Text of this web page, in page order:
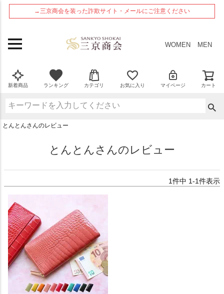
→三京商会を装った詐欺サイト・メールにご注意ください
WOMEN MEN
新着商品 ランキング カテゴリ お気に入り マイページ カート
とんとんさんのレビュー
とんとんさんのレビュー
1件中 1-1件表示
ペー